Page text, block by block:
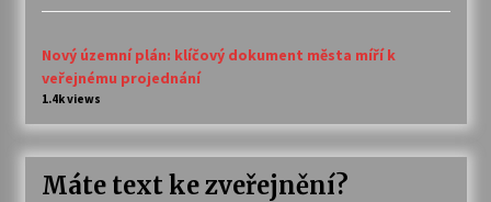
Nový územní plán: klíčový dokument města míří k
veřejnému projednání
1.4k views
Máte text ke zveřejnění?